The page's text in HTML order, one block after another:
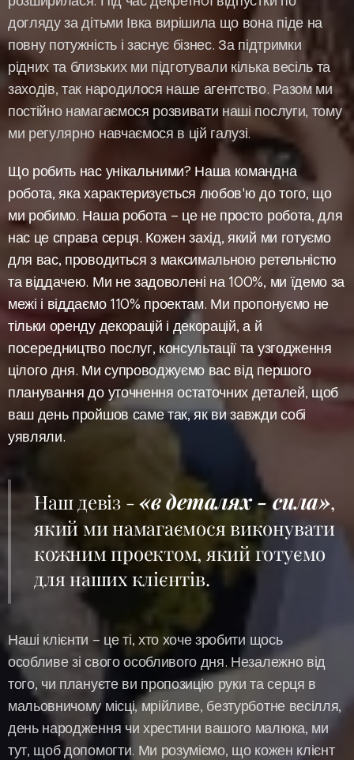
догляду за дітьми Івка вирішила що вона піде на
повну потужність і заснує бізнес. За підтримки
рідних та близьких ми підготували кілька весіль та
заходів, так народилося наше агентство. Разом ми
постійно намагаємося розвивати наші послуги, тому
ми регулярно навчаємося в цій галузі.
Що робить нас унікальними? Наша командна
робота, яка характеризується любов'ю до того, що
ми робимо. Наша робота – це не просто робота, для
нас це справа серця. Кожен захід, який ми готуємо
для вас, проводиться з максимальною ретельністю
та віддачею. Ми не задоволені на 100%, ми їдемо за
межі і віддаємо 110% проектам. Ми пропонуємо не
тільки оренду декорацій і декорацій, а й
посередництво послуг, консультації та узгодження
цілого дня. Ми супроводжуємо вас від першого
планування до уточнення остаточних деталей, щоб
ваш день пройшов саме так, як ви завжди собі
уявляли.
Наш девіз -«в деталях - сила»,
який ми намагаємося виконувати
кожним проектом, який готуємо
для наших клієнтів.
Наші клієнти – це ті, хто хоче зробити щось
особливе зі свого особливого дня. Незалежно від
того, чи плануєте ви пропозицію руки та серця в
мальовничому місці, мрійливе, безтурботне весілля,
день народження чи хрестини вашого малюка, ми
тут, щоб допомогти. Ми розуміємо, що кожен клієнт